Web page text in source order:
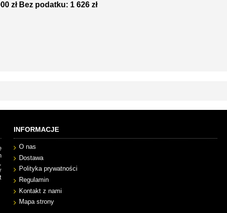
zł Bez podatku: 1 626 zł
INFORMACJE
O nas
Dostawa
Polityka prywatności
Regulamin
Kontakt z nami
Mapa strony